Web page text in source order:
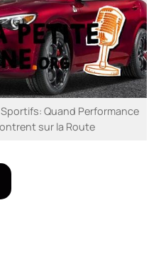
Quand Performance
sur la Route